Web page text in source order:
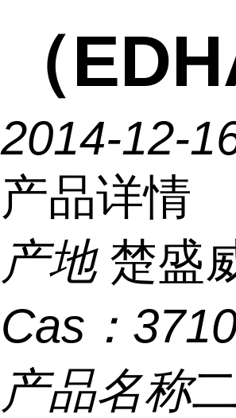
（
2014-12-
产品详情
产地 楚盛
Cas：
产品名称